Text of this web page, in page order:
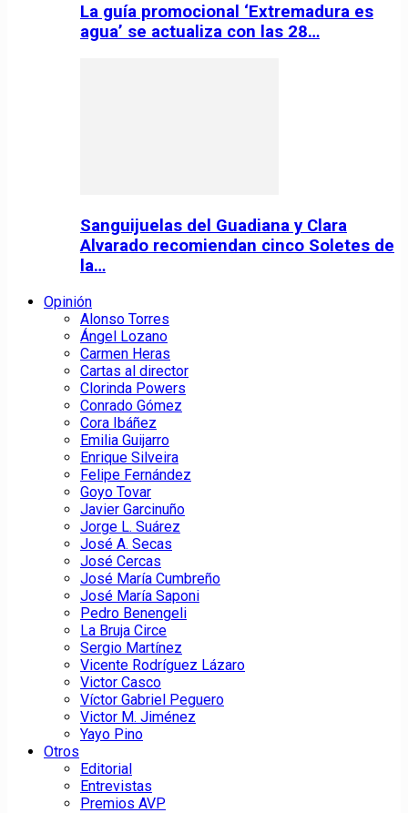
La guía promocional ‘Extremadura es
agua’ se actualiza con las 28…
Sanguijuelas del Guadiana y Clara
Alvarado recomiendan cinco Soletes de
la…
Opinión
Alonso Torres
Ángel Lozano
Carmen Heras
Cartas al director
Clorinda Powers
Conrado Gómez
Cora Ibáñez
Emilia Guijarro
Enrique Silveira
Felipe Fernández
Goyo Tovar
Javier Garcinuño
Jorge L. Suárez
José A. Secas
José Cercas
José María Cumbreño
José María Saponi
Pedro Benengeli
La Bruja Circe
Sergio Martínez
Vicente Rodríguez Lázaro
Victor Casco
Víctor Gabriel Peguero
Victor M. Jiménez
Yayo Pino
Otros
Editorial
Entrevistas
Premios AVP